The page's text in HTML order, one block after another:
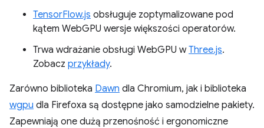
TensorFlow.js obsługuje zoptymalizowane pod
kątem WebGPU wersje większości operatorów.
Trwa wdrażanie obsługi WebGPU wThree.js.
Zobacz przykłady.
Zarówno biblioteka Dawn dla Chromium, jak i biblioteka
wgpu dla Firefoxa są dostępne jako samodzielne pakiety.
Zapewniają one dużą przenośność i ergonomiczne